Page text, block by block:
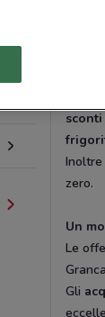
Ogni
del
zero.
Un
Le
Gli